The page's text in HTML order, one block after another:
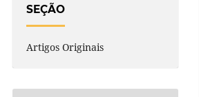
SEÇÃO
Artigos Originais